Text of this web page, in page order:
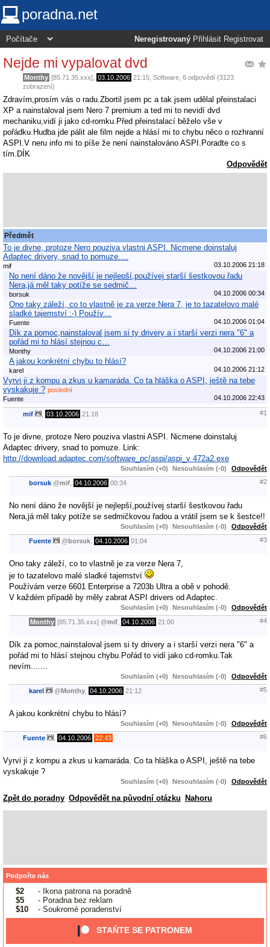
poradna.net
Neregistrovaný Přihlásit Registrovat
Nejde mi vypalovat dvd
Monthy [85.71.35.xxx], 03.10.2006 21:15 Software , 6 odpovědí (3123
zobrazení)
Zdravím,prosím vás o radu.Zbortil jsem pc a tak jsem udělal přeinstalaci
XP a nainstaloval jsem Nero 7 premium a ted mi to nevidí dvd
mechaniku,vidí ji jako cd-romku.Před přeinstalací běželo vše v
pořádku.Hudba jde pálit ale film nejde a hlásí mi to chybu něco o rozhranní
ASPI.V neru info mi to píše že není nainstalováno ASPI.Poradte co s
tím.DÍK
Odpovědět
Předmět
To je divne, protoze Nero pouziva vlastni ASPI. Nicmene doinstaluj
Adaptec drivery, snad to pomuze.…
mif 03.10.2006 21:18
No není dáno že novější je nejlepší,používej starší šestkovou řadu
Nera,já měl taky potíže se sedmič…
borsuk 04.10.2006 00:34
Ono taky záleží, co to vlastně je za verze Nera 7, je to tazatelovo malé
sladké tajemství :-) Použív…
Fuente 04.10.2006 01:04
Dík za pomoc,nainstaloval jsem si ty drivery a i starší verzi nera "6" a
pořád mi to hlásí stejnou c…
Monthy 04.10.2006 21:00
A jakou konkrétní chybu to hlásí?
karel 04.10.2006 21:12
Vyrvi ji z kompu a zkus u kamaráda. Co ta hláška o ASPI, ještě na tebe
vyskakuje ? poslední
Fuente
04.10.2006 22:43
mif 03.10.2006 21:18 #1
To je divne, protoze Nero pouziva vlastni ASPI. Nicmene doinstaluj
Adaptec drivery, snad to pomuze. Link:
http://download.adaptec.com/software_pc/aspi/aspi_v 472a2.exe
Souhlasím (+0) Nesouhlasím (-0) Odpovědět
borsuk @mif 04.10.2006 00:34 #2
No není dáno že novější je nejlepší,používej starší šestkovou řadu
Nera,já měl taky potíže se sedmičkovou řadou a vrátil jsem se k šestce!!
Souhlasím (+0) Nesouhlasím (-0) Odpovědět
Fuente @borsuk 04.10.2006 01:04 #3
Ono taky záleží, co to vlastně je za verze Nera 7,
je to tazatelovo malé sladké tajemství
Používám verze 6601 Enterprise a 7203b Ultra a obě v pohodě.
V každém případě by měly zabrat ASPI drivers od Adaptec.
Souhlasím (+0) Nesouhlasím (-0) Odpovědět
Monthy [85.71.35.xxx] @mif 04.10.2006 21:00 #4
Dík za pomoc,nainstaloval jsem si ty drivery a i starší verzi nera "6" a
pořád mi to hlásí stejnou chybu.Pořád to vidí jako cd-romku.Tak
nevím.......
Souhlasím (+0) Nesouhlasím (-0) Odpovědět
karel @Monthy 04.10.2006 21:12 #5
A jakou konkrétní chybu to hlásí?
Souhlasím (+0) Nesouhlasím (-0) Odpovědět
Fuente 04.10.2006 22:43 #6
Vyrvi ji z kompu a zkus u kamaráda. Co ta hláška o ASPI, ještě na tebe
vyskakuje ?
Souhlasím (+0) Nesouhlasím (-0) Odpovědět
Zpět do poradny Odpovědět na původní otázku Nahoru
Podpořte nás
$2
- Ikona patrona na poradně
$5
- Poradna bez reklam
$10
- Soukromé poradenství
STAŇTE SE PATRONEM